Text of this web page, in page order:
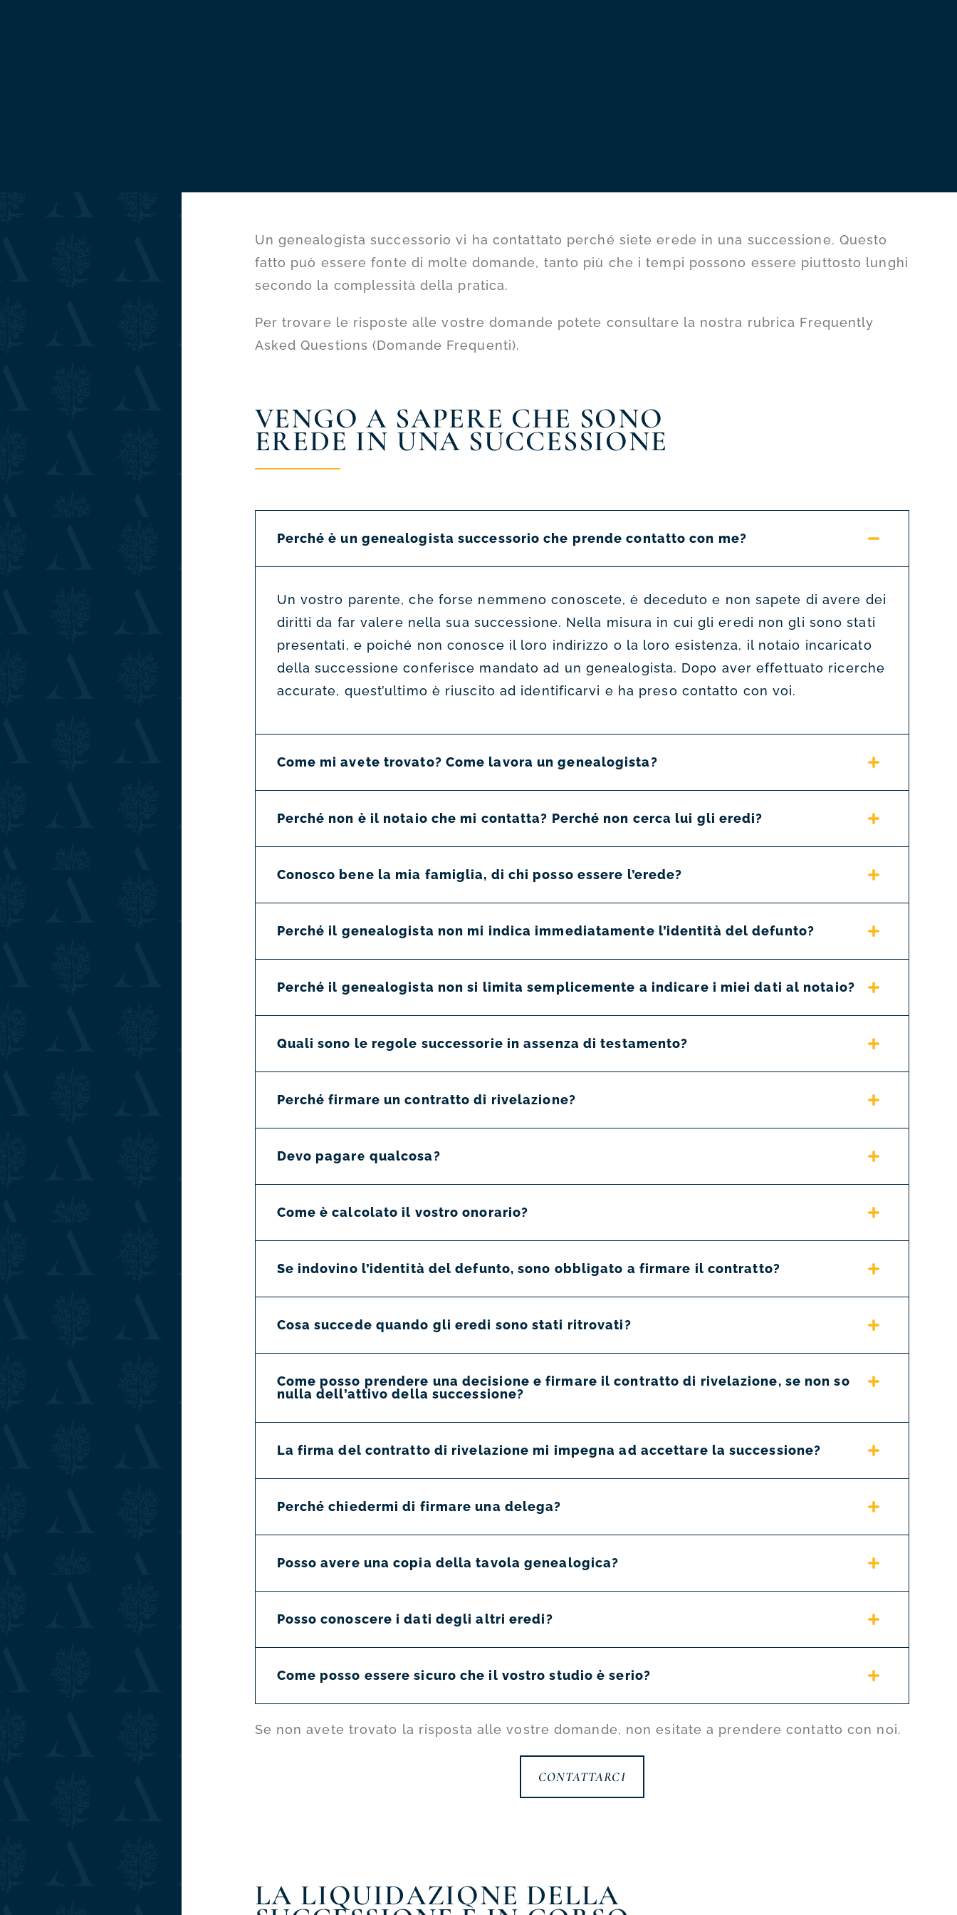
Un genealogista successorio vi ha contattato perché siete erede in una successione. Questo
fatto può essere fonte di molte domande, tanto più che i tempi possono essere piuttosto lunghi
secondo la complessità della pratica.
Per trovare le risposte alle vostre domande potete consultare la nostra rubrica Frequently
Asked Questions (Domande Frequenti).
VENGO A SAPERE CHE SONO
EREDE IN UNA SUCCESSIONE
Perché è un genealogista successorio che prende contatto con me?
Un vostro parente, che forse nemmeno conoscete, è deceduto e non sapete di avere dei
diritti da far valere nella sua successione. Nella misura in cui gli eredi non gli sono stati
presentati, e poiché non conosce il loro indirizzo o la loro esistenza, il notaio incaricato
della successione conferisce mandato ad un genealogista. Dopo aver effettuato ricerche
accurate, quest’ultimo è riuscito ad identificarvi e ha preso contatto con voi.
Come mi avete trovato? Come lavora un genealogista?
Perché non è il notaio che mi contatta? Perché non cerca lui gli eredi?
Conosco bene la mia famiglia, di chi posso essere l’erede?
Perché il genealogista non mi indica immediatamente l’identità del defunto?
Perché il genealogista non si limita semplicemente a indicare i miei dati al notaio?
Quali sono le regole successorie in assenza di testamento?
Perché firmare un contratto di rivelazione?
Devo pagare qualcosa?
Come è calcolato il vostro onorario?
Se indovino l’identità del defunto, sono obbligato a firmare il contratto?
Cosa succede quando gli eredi sono stati ritrovati?
Come posso prendere una decisione e firmare il contratto di rivelazione, se non so
nulla dell’attivo della successione?
La firma del contratto di rivelazione mi impegna ad accettare la successione?
Perché chiedermi di firmare una delega?
Posso avere una copia della tavola genealogica?
Posso conoscere i dati degli altri eredi?
Come posso essere sicuro che il vostro studio è serio?
Se non avete trovato la risposta alle vostre domande, non esitate a prendere contatto con noi.
CONTATTARCI
LA LIQUIDAZIONE DELLA